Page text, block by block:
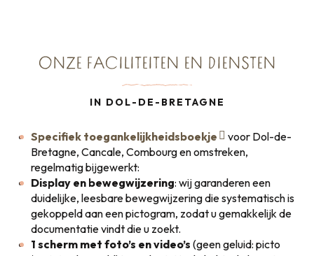
ONZE FACILITEITEN EN DIENSTEN
IN DOL-DE-BRETAGNE
Specifiek toegankelijkheidsboekje
voor Dol-de-
Bretagne, Cancale, Combourg en omstreken,
regelmatig bijgewerkt:
Display en bewegwijzering: wij garanderen een
duidelijke, leesbare bewegwijzering die systematisch is
gekoppeld aan een pictogram, zodat u gemakkelijk de
documentatie vindt die u zoekt.
1 scherm met foto’s en video’s (geen geluid: picto